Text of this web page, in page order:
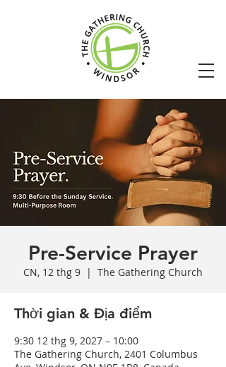
Pre-Service Prayer
CN, 12 thg 9
  |
The Gathering Church
Thời gian & Địa điểm
9:30 12 thg 9, 2027 – 10:00
The Gathering Church, 2401 Columbus